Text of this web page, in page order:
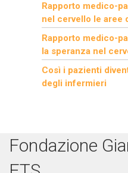
Rapporto medico-
nel cervello le aree
Rapporto medico-
la speranza nel
Così i pazienti
degli infermieri
Fondazione